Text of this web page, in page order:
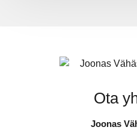
Ota
Joonas